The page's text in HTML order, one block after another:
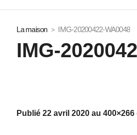
La maison IMG-20200422-WA0048
IMG-
Publié22 avril 2020 au